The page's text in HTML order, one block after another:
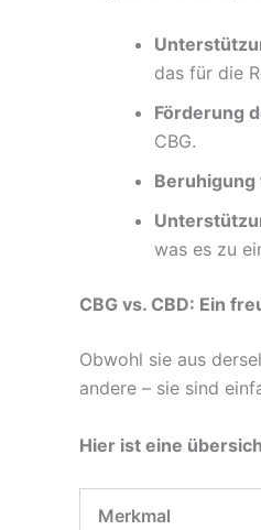
das für die
Förderung
CBG.
Beruhigung
was es zu
CBG vs. CBD: Ein
Obwohl sie aus
andere – sie sind
Hier ist eine
Merkmal